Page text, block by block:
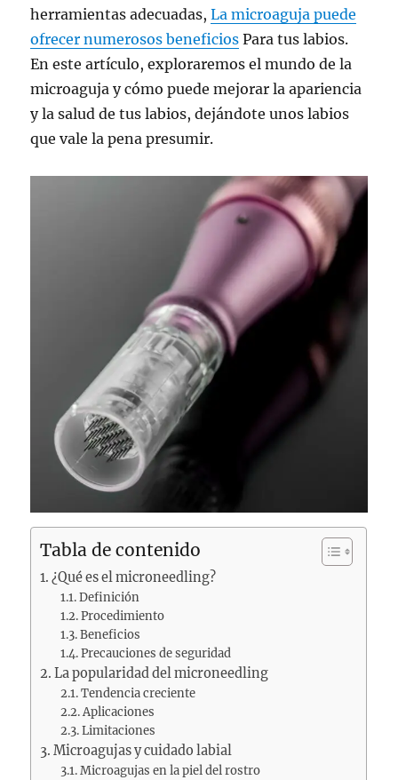
herramientas adecuadas,La microaguja puede
ofrecer numerosos beneficios Para tus labios.
En este artículo, exploraremos el mundo de la
microaguja y cómo puede mejorar la apariencia
y la salud de tus labios, dejándote unos labios
que vale la pena presumir.
Tabla de contenido
¿Qué es el microneedling?
Definición
Procedimiento
Beneficios
Precauciones de seguridad
La popularidad del microneedling
Tendencia creciente
Aplicaciones
Limitaciones
Microagujas y cuidado labial
Microagujas en la piel del rostro